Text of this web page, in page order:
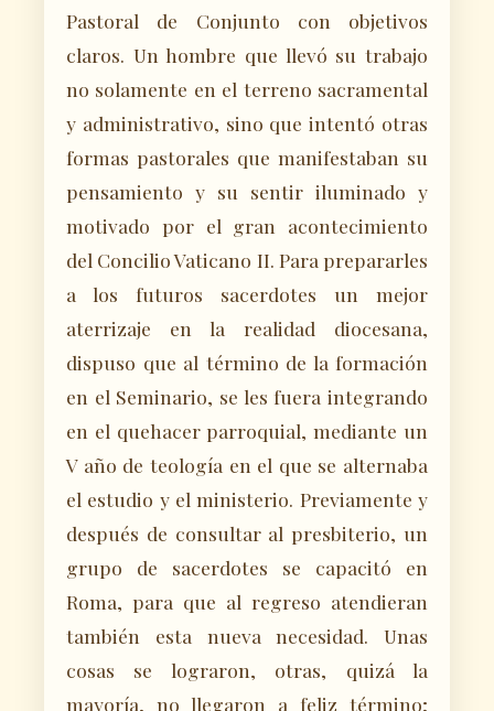
Pastoral de Conjunto con objetivos
claros. Un hombre que llevó su trabajo
no solamente en el terreno sacramental
y administrativo, sino que intentó otras
formas pastorales que manifestaban su
pensamiento y su sentir iluminado y
motivado por el gran acontecimiento
del Concilio Vaticano II. Para prepararles
a los futuros sacerdotes un mejor
aterrizaje en la realidad diocesana,
dispuso que al término de la formación
en el Seminario, se les fuera integrando
en el quehacer parroquial, mediante un
V año de teología en el que se alternaba
el estudio y el ministerio. Previamente y
después de consultar al presbiterio, un
grupo de sacerdotes se capacitó en
Roma, para que al regreso atendieran
también esta nueva necesidad. Unas
cosas se lograron, otras, quizá la
mayoría, no llegaron a feliz término;